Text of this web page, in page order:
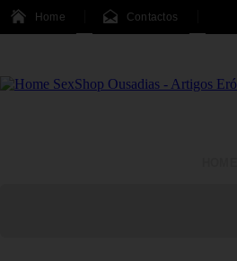
Home Contactos